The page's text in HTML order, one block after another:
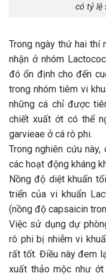
có tỷ lệ
Trong ngày thứ hai thí
nhận ở nhóm
đó ổn định cho đến
trong nhóm tiêm vi
những cá chỉ được
chiết xuất ớt có thể
garvieae ở cá rô phi.
Trong nghiên cứu
các hoạt động kháng
Nồng độ diệt khuẩn
triển của vi khuẩn
(nồng độ capsaicin
Việc sử dụng dự
rô phi bị nhiễm vi
rất tốt. Điều này đem
xuất thảo mộc như ớt